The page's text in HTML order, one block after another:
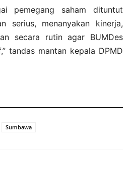
pemegang saham dituntut
serius, menanyakan kinerja,
secara rutin agar BUMDes
tandas mantan kepala DPMD
Sumbawa